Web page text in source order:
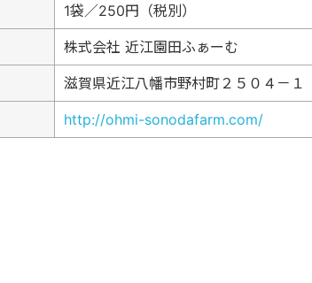
1袋／250円（税別）
株式会社 近江園田ふぁーむ
滋賀県近江八幡市野村町２５０４－１
http://ohmi-sonodafarm.com/